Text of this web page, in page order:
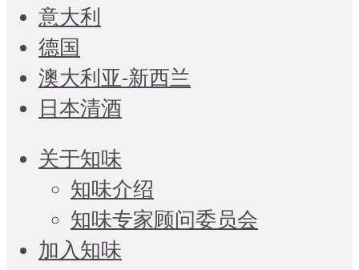
意大利
德国
澳大利亚-新西兰
日本清酒
关于知味
知味介绍
知味专家顾问委员会
加入知味